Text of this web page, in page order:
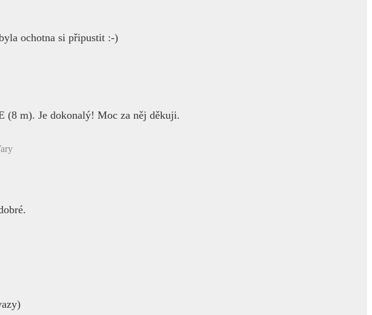
ochotna si připustit :-)
(8 m). Je dokonalý! Moc za něj děkuji.